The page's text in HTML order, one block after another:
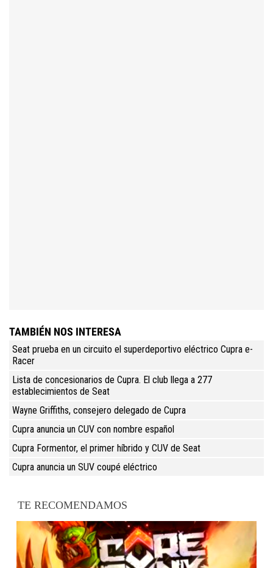
TAMBIÉN NOS INTERESA
Seat prueba en un circuito el superdeportivo eléctrico Cupra e-
Racer
Lista de concesionarios de Cupra. El club llega a 277
establecimientos de Seat
Wayne Griffiths, consejero delegado de Cupra
Cupra anuncia un CUV con nombre español
Cupra Formentor, el primer híbrido y CUV de Seat
Cupra anuncia un SUV coupé eléctrico
TE RECOMENDAMOS